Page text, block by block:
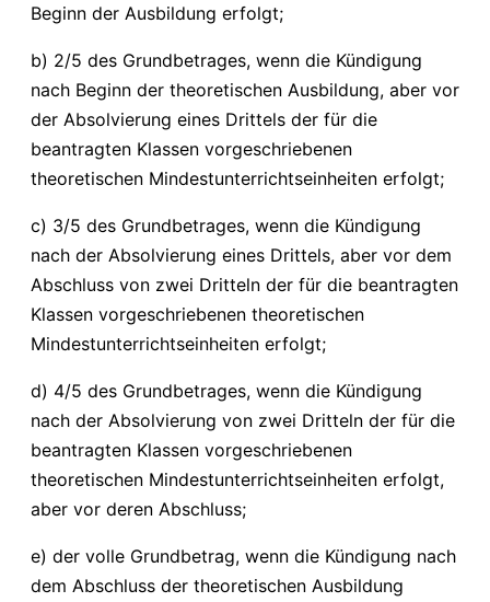
Beginn der Ausbildung erfolgt;
b) 2/5 des Grundbetrages, wenn die Kündigung
nach Beginn der theoretischen Ausbildung, aber vor
der Absolvierung eines Drittels der für die
beantragten Klassen vorgeschriebenen
theoretischen Mindestunterrichtseinheiten erfolgt;
c) 3/5 des Grundbetrages, wenn die Kündigung
nach der Absolvierung eines Drittels, aber vor dem
Abschluss von zwei Dritteln der für die beantragten
Klassen vorgeschriebenen theoretischen
Mindestunterrichtseinheiten erfolgt;
d) 4/5 des Grundbetrages, wenn die Kündigung
nach der Absolvierung von zwei Dritteln der für die
beantragten Klassen vorgeschriebenen
theoretischen Mindestunterrichtseinheiten erfolgt,
aber vor deren Abschluss;
e) der volle Grundbetrag, wenn die Kündigung nach
dem Abschluss der theoretischen Ausbildung